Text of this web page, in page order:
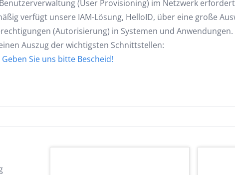
(User Provisioning) im Netzwerk
verfügt unsere IAM-Lösung, HelloID, über eine große
(Autorisierung) in Systemen und Anwendungen.
Auszug der wichtigsten Schnittstellen:
Geben Sie uns bitte Bescheid!